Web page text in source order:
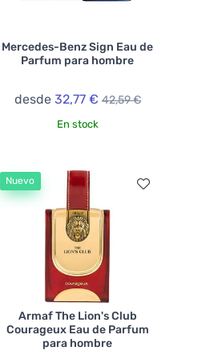
Mercedes-Benz Sign Eau de
Parfum para hombre
desde 32,77 € 42,59 €
En stock
Nuevo
Armaf The Lion's Club
Courageux Eau de Parfum
para hombre